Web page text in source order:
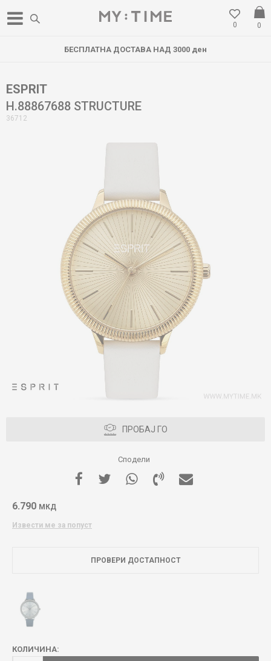
0
0
БЕСПЛАТНА ДОСТАВА НАД 3000 ден
ESPRIT
H.88867688 STRUCTURE
36712
ПРОБАЈ ГО
Сподели
6.790 МКД
Извести ме за попуст
ПРОВЕРИ ДОСТАПНОСТ
КОЛИЧИНА: